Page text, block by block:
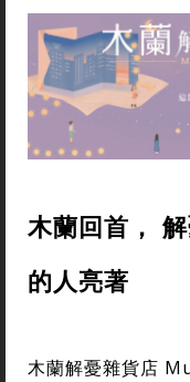
木蘭回首，
的人亮著
木蘭解憂雜貨店